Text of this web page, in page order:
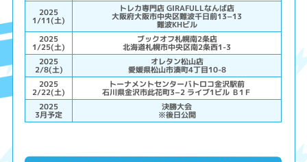
2025
1/11(土)
トレカ専門店 GIRAFULLなんば店
大阪府大阪市中央区難波千日前13−13
難波KHビル
2025
1/25(土)
ブックオフ札幌南2条店
北海道札幌市中央区南2条西1-3
2025
2/8(土)
オレタン松山店
愛媛県松山市湊町4丁目10-8
2025
2/22(土)
トーナメントセンターバトロコ金沢駅前
石川県金沢市此花町3−2 ライブ1ビル Ｂ1Ｆ
2025
3月予定
決勝大会
※後日公開